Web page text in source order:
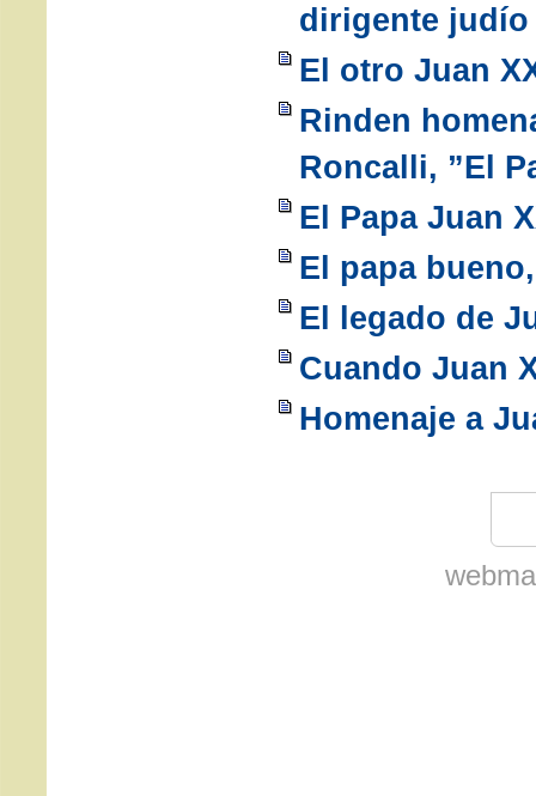
dirigente judío
El otro Juan
Rinden
Roncalli, ”El
El Papa Juan
El papa
El legado de
Cuando Juan
Homenaje a